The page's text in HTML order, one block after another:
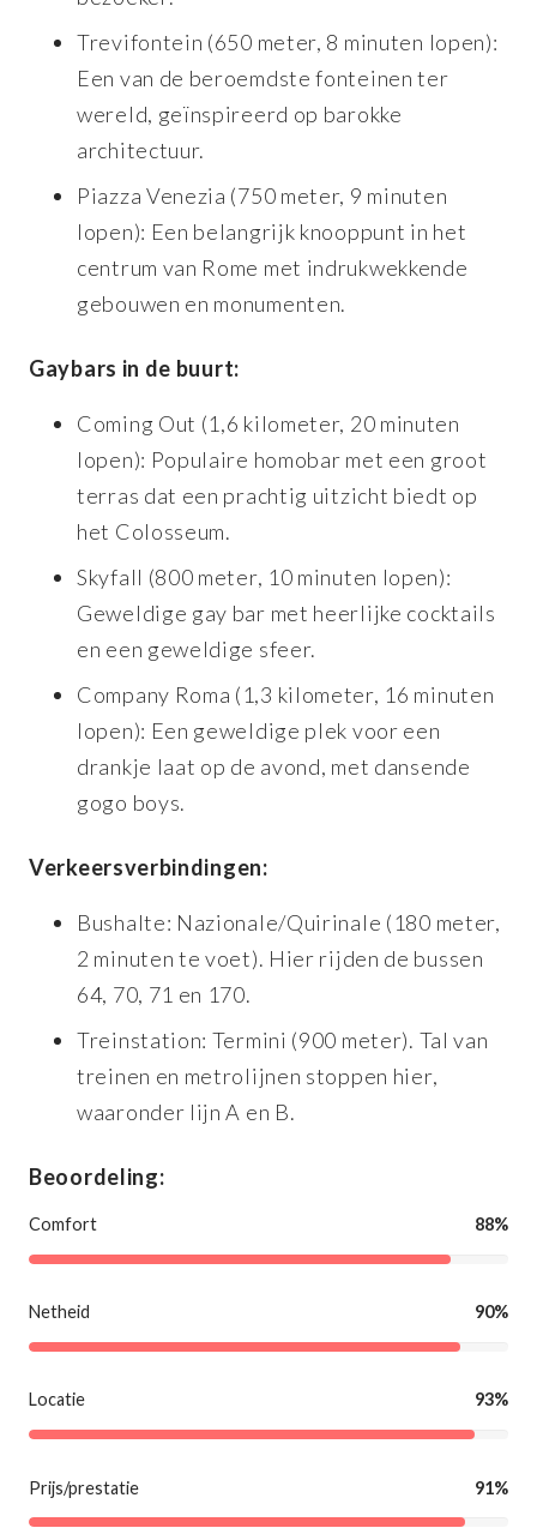
Trevifontein (650 meter, 8 minuten lopen):
Een van de beroemdste fonteinen ter
wereld, geïnspireerd op barokke
architectuur.
Piazza Venezia (750 meter, 9 minuten
lopen): Een belangrijk knooppunt in het
centrum van Rome met indrukwekkende
gebouwen en monumenten.
Gaybars in de buurt:
Coming Out (1,6 kilometer, 20 minuten
lopen): Populaire homobar met een groot
terras dat een prachtig uitzicht biedt op
het Colosseum.
Skyfall (800 meter, 10 minuten lopen):
Geweldige gay bar met heerlijke cocktails
en een geweldige sfeer.
Company Roma (1,3 kilometer, 16 minuten
lopen): Een geweldige plek voor een
drankje laat op de avond, met dansende
gogo boys.
Verkeersverbindingen:
Bushalte: Nazionale/Quirinale (180 meter,
2 minuten te voet). Hier rijden de bussen
64, 70, 71 en 170.
Treinstation: Termini (900 meter). Tal van
treinen en metrolijnen stoppen hier,
waaronder lijn A en B.
Beoordeling:
Comfort 88%
Netheid 90%
Locatie 93%
Prijs/prestatie 91%